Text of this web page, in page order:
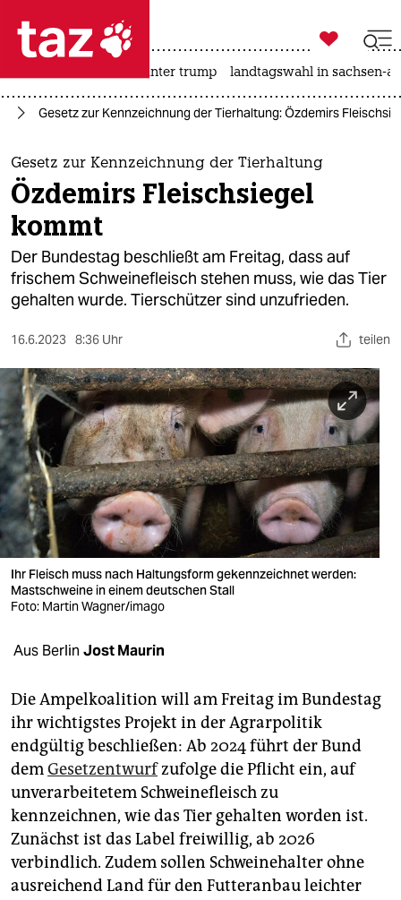
 taz zahl ich
taz zahl ich
themen
politik
öko
gesellschaft
sport
berlin
nord
wahrheit
verlag
verlag
veranstaltungen
unterstützen
abo
genossenschaft
epaper login

taz zahl ich
usa unter trump landtagswahl in sachsen-
Gesetz zur Kennzeichnung der Tierhaltung: Özdemirs
Gesetz zur Kennzeichnung der Tierhaltung
Özdemirs Fleischsiegel
kommt
Der Bundestag beschließt am Freitag, dass auf
frischem Schweine­fleisch stehen muss, wie das Tier
gehalten wurde. Tierschützer sind unzufrieden.
16.6.2023 8:36 Uhr teilen
Ihr Fleisch muss nach Haltungsform gekennzeichnet werden:
Mastschweine in einem deutschen Stall
Foto: Martin Wagner/imago
Aus Berlin Jost Maurin
Die Ampelkoalition will am Freitag im Bundestag
ihr wichtigstes Projekt in der Agrarpolitik
endgültig beschließen: Ab 2024 führt der Bund
demGesetzentwurfzufolge die Pflicht ein, auf
unverarbeitetem Schweinefleisch zu
kennzeichnen, wie das Tier gehalten worden ist.
Zunächst ist das Label freiwillig, ab 2026
verbindlich. Zudem sollen Schweinehalter ohne
ausreichend Land für den Futteranbau leichter